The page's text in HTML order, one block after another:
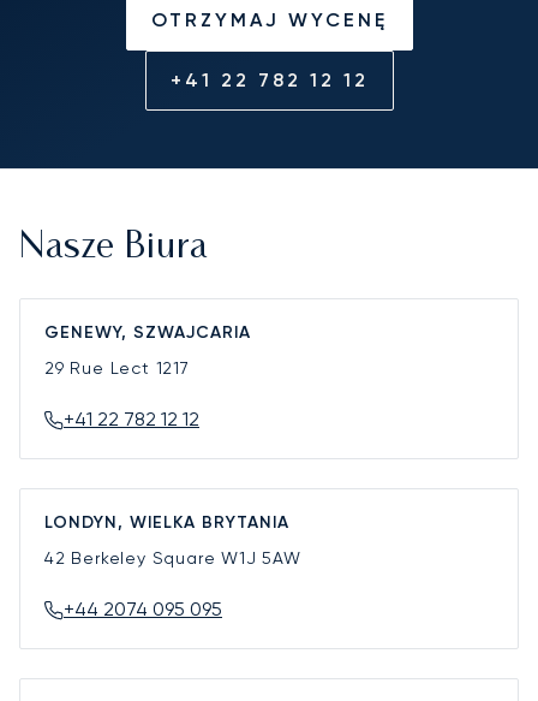
OTRZYMAJ WYCENĘ
+41 22 782 12 12
Nasze Biura
GENEWY, SZWAJCARIA
29 Rue Lect 1217
+41 22 782 12 12
LONDYN, WIELKA BRYTANIA
42 Berkeley SquareW1J 5AW
+44 2074 095 095